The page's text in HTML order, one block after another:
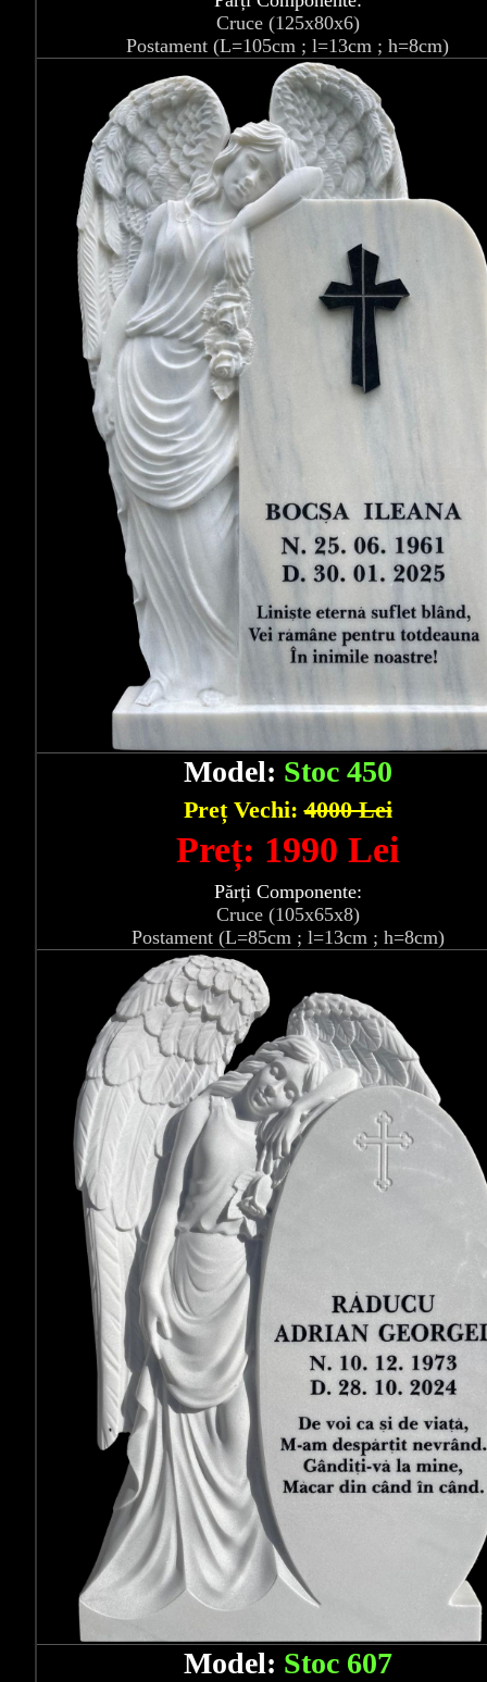
Cruce (125x80x6)
Postament (L=105cm ; l=13cm ; h=8cm)
Model: Stoc 450
Preț Vechi:4000 Lei
Preț: 1990 Lei
Părți Componente:
Cruce (105x65x8)
Postament (L=85cm ; l=13cm ; h=8cm)
Model: Stoc 607